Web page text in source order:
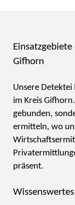
Gifhorn
Unsere
im Kreis
gebunden,
ermitteln, wo
präsent.